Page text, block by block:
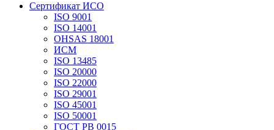
Сертификат ИСО
ISO 9001
ISO 14001
OHSAS 18001
ИСМ
ISO 13485
ISO 20000
ISO 22000
ISO 29001
ISO 45001
ISO 50001
ГОСТ РВ 0015